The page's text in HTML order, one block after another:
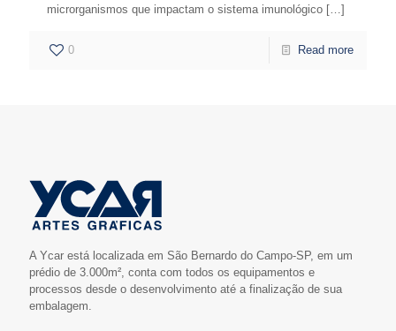
microrganismos que impactam o sistema imunológico […]
0 Read more
A Ycar está localizada em São Bernardo do Campo-SP, em um
prédio de 3.000m², conta com todos os equipamentos e
processos desde o desenvolvimento até a finalização de sua
embalagem.